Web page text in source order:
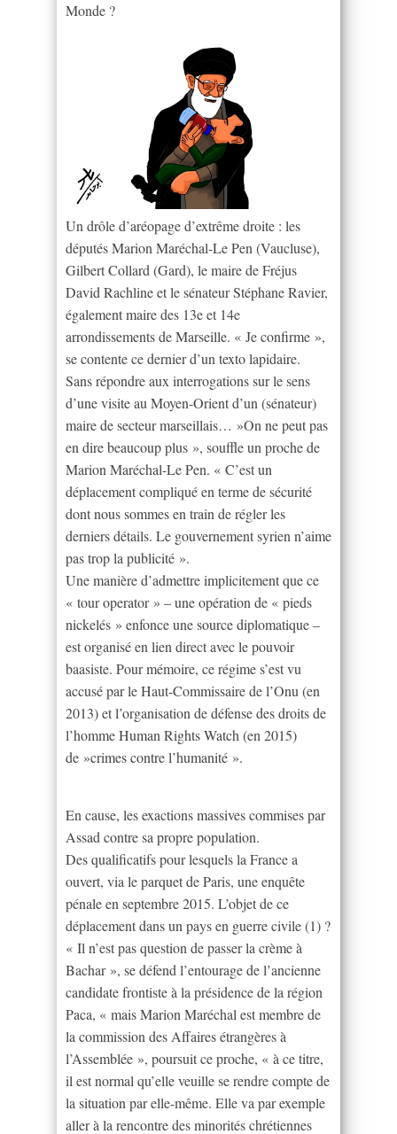
Monde ?
Un drôle d’aréopage d’extrême droite : les
députés Marion Maréchal-Le Pen (Vaucluse),
Gilbert Collard (Gard), le maire de Fréjus
David Rachline et le sénateur Stéphane Ravier,
également maire des 13e et 14e
arrondissements de Marseille. « Je confirme »,
se contente ce dernier d’un texto lapidaire.
Sans répondre aux interrogations sur le sens
d’une visite au Moyen-Orient d’un (sénateur)
maire de secteur marseillais… »On ne peut pas
en dire beaucoup plus », souffle un proche de
Marion Maréchal-Le Pen. « C’est un
déplacement compliqué en terme de sécurité
dont nous sommes en train de régler les
derniers détails. Le gouvernement syrien n’aime
pas trop la publicité ».
Une manière d’admettre implicitement que ce
« tour operator » – une opération de « pieds
nickelés » enfonce une source diplomatique –
est organisé en lien direct avec le pouvoir
baasiste. Pour mémoire, ce régime s’est vu
accusé par le Haut-Commissaire de l’Onu (en
2013) et l’organisation de défense des droits de
l’homme Human Rights Watch (en 2015)
de »crimes contre l’humanité ».
En cause, les exactions massives commises par
Assad contre sa propre population.
Des qualificatifs pour lesquels la France a
ouvert, via le parquet de Paris, une enquête
pénale en septembre 2015. L’objet de ce
déplacement dans un pays en guerre civile (1) ?
« Il n’est pas question de passer la crème à
Bachar », se défend l’entourage de l’ancienne
candidate frontiste à la présidence de la région
Paca, « mais Marion Maréchal est membre de
la commission des Affaires étrangères à
l’Assemblée », poursuit ce proche, « à ce titre,
il est normal qu’elle veuille se rendre compte de
la situation par elle-même. Elle va par exemple
aller à la rencontre des minorités chrétiennes